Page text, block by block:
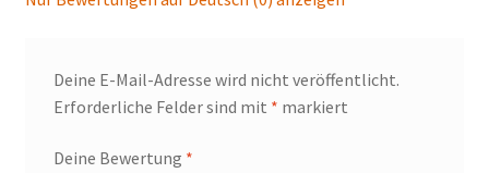
Deine E-Mail-Adresse wird nicht veröffentlicht.
Erforderliche Felder sind mit * markiert
Deine Bewertung *